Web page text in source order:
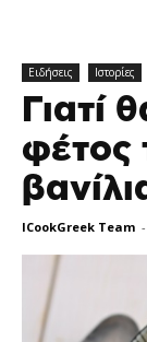
Ειδήσεις Ιστορίες
Γιατί
φέτος
ICookGreek Team -